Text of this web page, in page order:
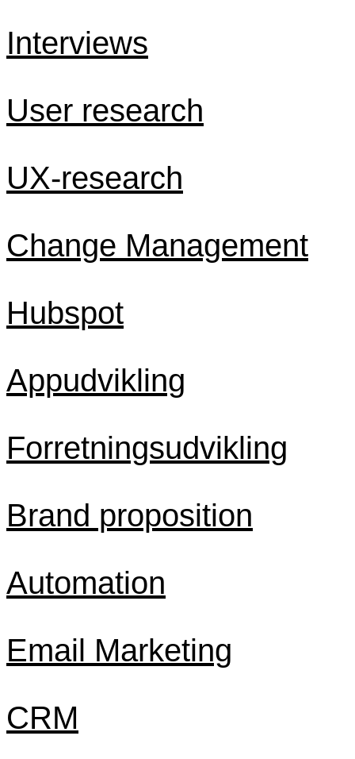
Interviews
User research
UX-research
Change Management
Hubspot
Appudvikling
Forretningsudvikling
Brand proposition
Automation
Email Marketing
CRM